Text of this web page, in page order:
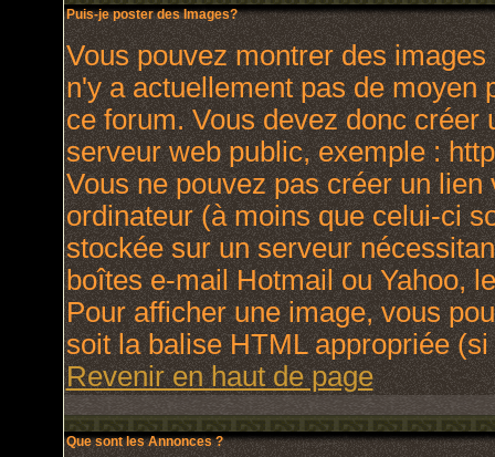
Puis-je poster des Images?
Vous pouvez montrer des
n'y a actuellement pas de moyen
ce forum. Vous devez donc
serveur web public, exemple :
Vous ne pouvez pas créer un
ordinateur (à moins que celui-ci
stockée sur un serveur
boîtes e-mail Hotmail ou Yahoo,
Pour afficher une image, vous
soit la balise HTML appropriée
Revenir en haut de page
Que sont les Annonces ?